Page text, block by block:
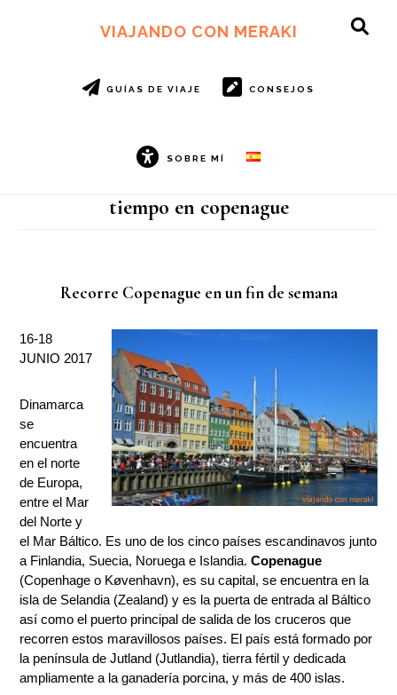
VIAJANDO CON MERAKI
GUÍAS DE VIAJE CONSEJOS
SOBRE MÍ
tiempo en copenague
Recorre Copenague en un fin de semana
16-18
JUNIO 2017
Dinamarca
se
encuentra
en el norte
de Europa,
entre el Mar
del Norte y
el Mar Báltico. Es uno de los cinco países escandinavos junto
a Finlandia, Suecia, Noruega e Islandia.Copenague
(Copenhage o Køvenhavn), es su capital, se encuentra en la
isla de Selandia (Zealand) y es la puerta de entrada al Báltico
así como el puerto principal de salida de los cruceros que
recorren estos maravillosos países. El país está formado por
la península de Jutland (Jutlandia), tierra fértil y dedicada
ampliamente a la ganadería porcina, y más de 400 islas.